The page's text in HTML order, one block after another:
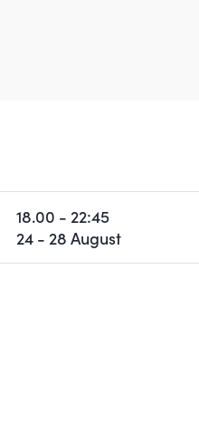
18.00 - 22:45
24 - 28 August